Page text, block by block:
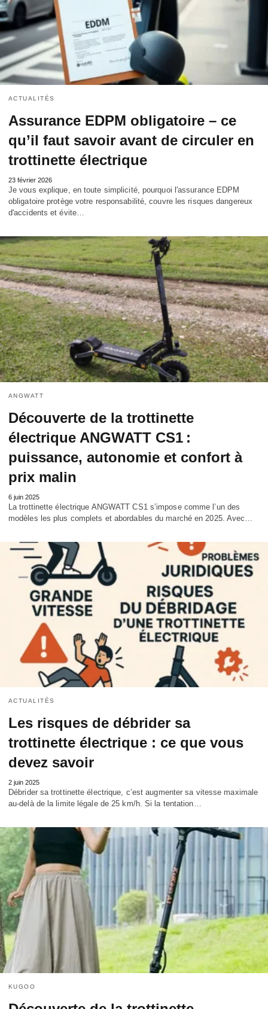
ACTUALITÉS
Assurance EDPM obligatoire – ce
qu’il faut savoir avant de circuler en
trottinette électrique
23 février 2026
Je vous explique, en toute simplicité, pourquoi l'assurance EDPM
obligatoire protège votre responsabilité, couvre les risques dangereux
d'accidents et évite…
ANGWATT
Découverte de la trottinette
électrique ANGWATT CS1 :
puissance, autonomie et confort à
prix malin
6 juin 2025
La trottinette électrique ANGWATT CS1 s’impose comme l’un des
modèles les plus complets et abordables du marché en 2025. Avec…
ACTUALITÉS
Les risques de débrider sa
trottinette électrique : ce que vous
devez savoir
2 juin 2025
Débrider sa trottinette électrique, c’est augmenter sa vitesse maximale
au-delà de la limite légale de 25 km/h. Si la tentation…
KUGOO